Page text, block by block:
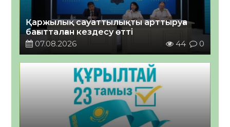
Қаржылық сауаттылықты арттыруға
бағытталған кездесу өтті
07.08.2026
44 0